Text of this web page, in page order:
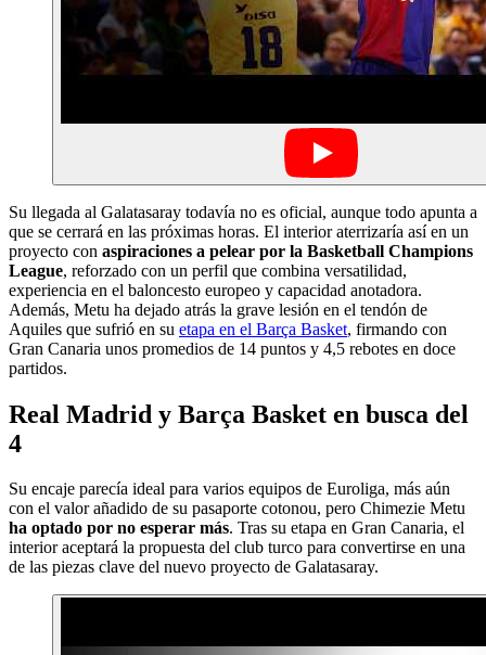
Su llegada al Galatasaray todavía no es oficial, aunque todo apunta a
que se cerrará en las próximas horas. El interior aterrizaría así en un
proyecto con aspiraciones a pelear por la Basketball Champions
League, reforzado con un perfil que combina versatilidad,
experiencia en el baloncesto europeo y capacidad anotadora.
Además, Metu ha dejado atrás la grave lesión en el tendón de
Aquiles que sufrió en su etapa en el Barça Basket, firmando con
Gran Canaria unos promedios de 14 puntos y 4,5 rebotes en doce
partidos.
Real Madrid y Barça Basket en busca del
4
Su encaje parecía ideal para varios equipos de Euroliga, más aún
con el valor añadido de su pasaporte cotonou, pero Chimezie Metu
ha optado por no esperar más. Tras su etapa en Gran Canaria, el
interior aceptará la propuesta del club turco para convertirse en una
de las piezas clave del nuevo proyecto de Galatasaray.